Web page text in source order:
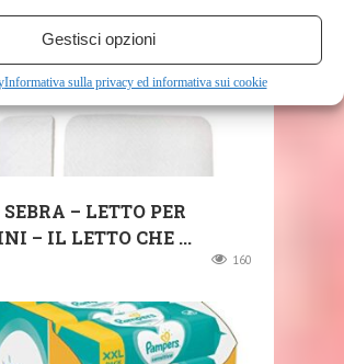
Gestisci opzioni
Informativa sulla privacy ed informativa sui cookie
– LETTO PER
– IL LETTO CHE ...
160